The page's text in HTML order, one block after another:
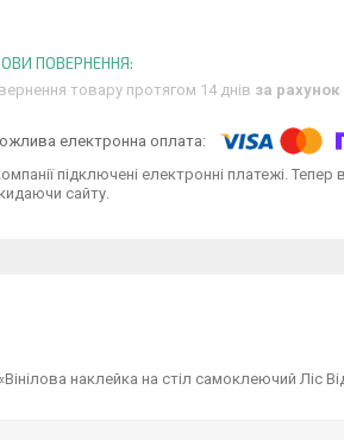
товару протягом 14 днів за
підключені електронні платежі.
сайту.
наклейка на стіл самоклеючий Ліс